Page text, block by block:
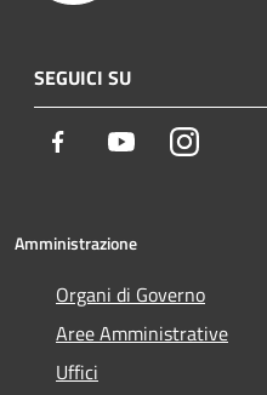
SEGUICI SU
Facebook YoutubeInstagram
Amministrazione
Organi di Governo
Aree Amministrative
Uffici